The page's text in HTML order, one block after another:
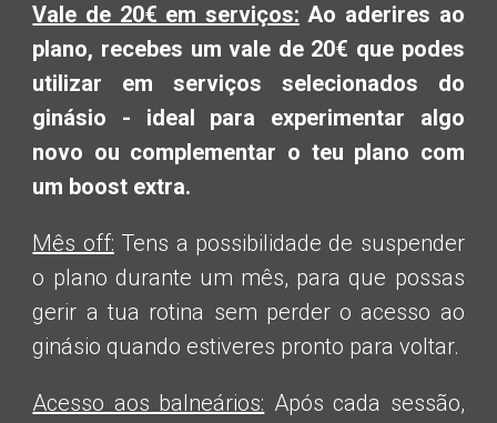
Vale de 20€ em serviços: Ao aderires ao
plano, recebes um vale de 20€ que podes
utilizar em serviços selecionados do
ginásio - ideal para experimentar algo
novo ou complementar o teu plano com
um boost extra.
Mês off: Tens a possibilidade de suspender
o plano durante um mês, para que possas
gerir a tua rotina sem perder o acesso ao
ginásio quando estiveres pronto para voltar.
Acesso aos balneários: Após cada sessão,